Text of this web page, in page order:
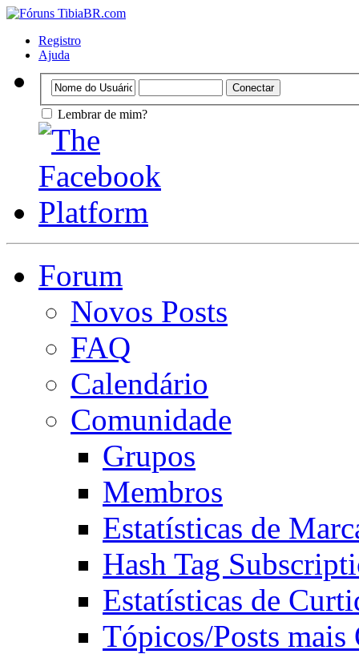
Registro
Ajuda
Lembrar de mim?
Forum
Novos Posts
FAQ
Calendário
Comunidade
Grupos
Membros
Estatísticas de
Hash Tag
Estatísticas de
Tópicos/Posts mais